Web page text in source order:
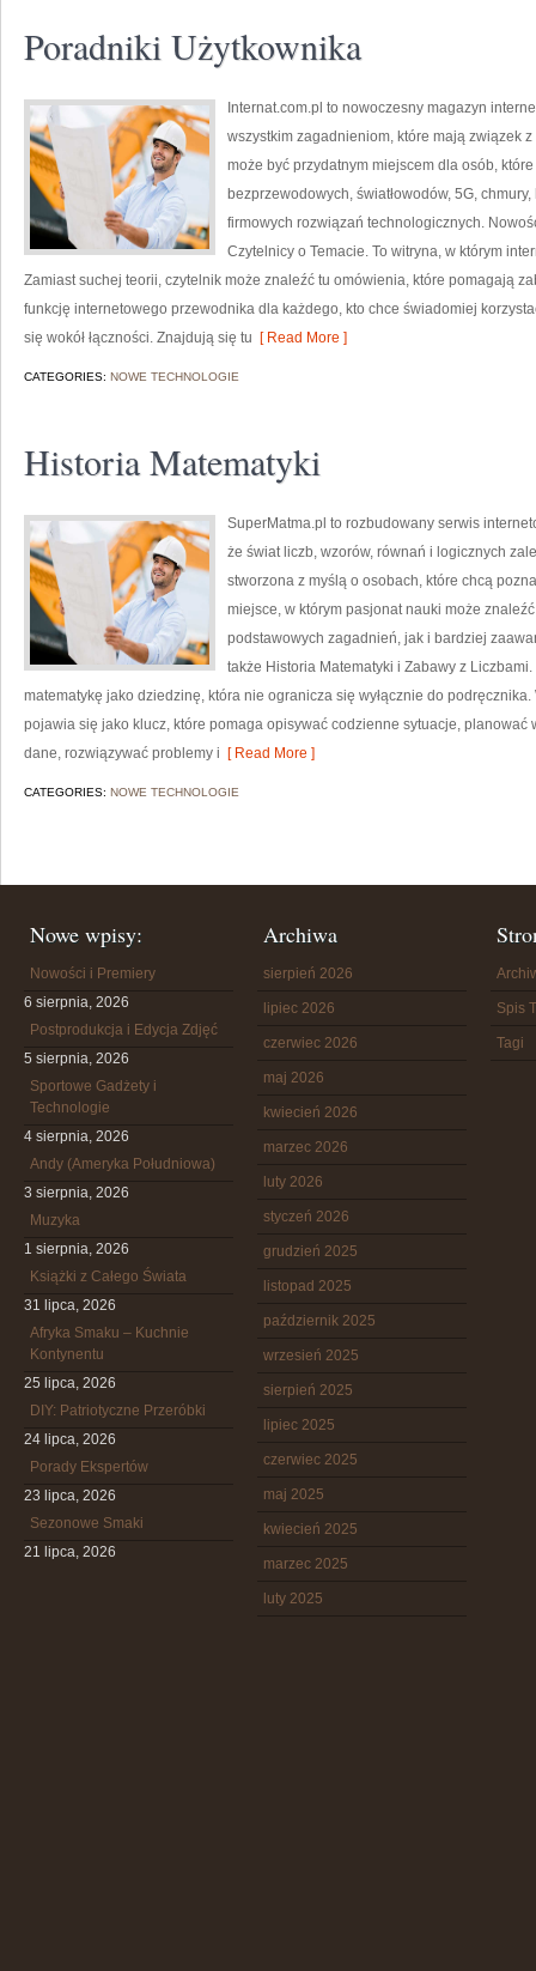
Poradniki Użytkownika
Internat.com.pl to nowoczesny magazyn
wszystkim zagadnieniom, które mają związek
może być przydatnym miejscem dla osób,
bezprzewodowych, światłowodów, 5G,
firmowych rozwiązań technologicznych.
Czytelnicy o Temacie. To witryna, w którym
Zamiast suchej teorii, czytelnik może znaleźć tu omówienia, które pomagają
funkcję internetowego przewodnika dla każdego, kto chce świadomiej
się wokół łączności. Znajdują się tu [ Read More ]
CATEGORIES: NOWE TECHNOLOGIE
Historia Matematyki
SuperMatma.pl to rozbudowany serwis
że świat liczb, wzorów, równań i logicznych
stworzona z myślą o osobach, które chcą
miejsce, w którym pasjonat nauki może
podstawowych zagadnień, jak i bardziej
także Historia Matematyki i Zabawy z
matematykę jako dziedzinę, która nie ogranicza się wyłącznie do
pojawia się jako klucz, które pomaga opisywać codzienne sytuacje,
dane, rozwiązywać problemy i [ Read More ]
CATEGORIES: NOWE TECHNOLOGIE
Nowe wpisy:
Nowości i Premiery
6 sierpnia, 2026
Postprodukcja i Edycja Zdjęć
5 sierpnia, 2026
Sportowe Gadżety i
Technologie
4 sierpnia, 2026
Andy (Ameryka Południowa)
3 sierpnia, 2026
Muzyka
1 sierpnia, 2026
Książki z Całego Świata
31 lipca, 2026
Afryka Smaku – Kuchnie
Kontynentu
25 lipca, 2026
DIY: Patriotyczne Przeróbki
24 lipca, 2026
Porady Ekspertów
23 lipca, 2026
Sezonowe Smaki
21 lipca, 2026
Archiwa
sierpień 2026
lipiec 2026
czerwiec 2026
maj 2026
kwiecień 2026
marzec 2026
luty 2026
styczeń 2026
grudzień 2025
listopad 2025
październik 2025
wrzesień 2025
sierpień 2025
lipiec 2025
czerwiec 2025
maj 2025
kwiecień 2025
marzec 2025
luty 2025
Spis
Tagi